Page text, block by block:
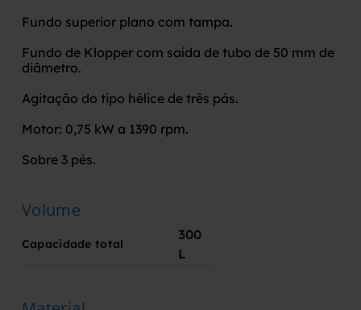
Fundo superior plano com tampa.
Fundo de Klopper com saída de tubo de 50 mm de
diâmetro.
Agitação do tipo hélice de três pás.
Motor: 0,75 kW a 1390 rpm.
Sobre 3 pés.
Volume
Capacidade total
300
L